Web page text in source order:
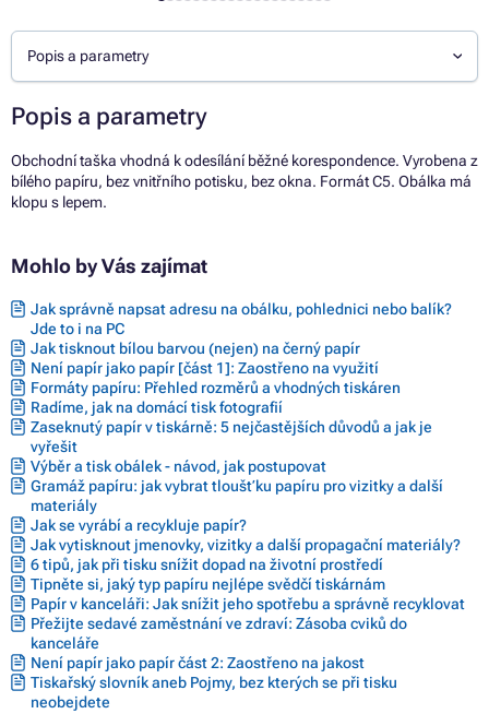
Popis a parametry
Popis a parametry
Obchodní taška vhodná k odesílání běžné korespondence. Vyrobena z
bílého papíru, bez vnitřního potisku, bez okna. Formát C5. Obálka má
klopu s lepem.
Mohlo by Vás zajímat
Jak správně napsat adresu na obálku, pohlednici nebo balík?
Jde to i na PC
Jak tisknout bílou barvou (nejen) na černý papír
Není papír jako papír [část 1]: Zaostřeno na využití
Formáty papíru: Přehled rozměrů a vhodných tiskáren
Radíme, jak na domácí tisk fotografií
Zaseknutý papír v tiskárně: 5 nejčastějších důvodů a jak je
vyřešit
Výběr a tisk obálek - návod, jak postupovat
Gramáž papíru: jak vybrat tloušťku papíru pro vizitky a další
materiály
Jak se vyrábí a recykluje papír?
Jak vytisknout jmenovky, vizitky a další propagační materiály?
6 tipů, jak při tisku snížit dopad na životní prostředí
Tipněte si, jaký typ papíru nejlépe svědčí tiskárnám
Papír v kanceláři: Jak snížit jeho spotřebu a správně recyklovat
Přežijte sedavé zaměstnání ve zdraví: Zásoba cviků do
kanceláře
Není papír jako papír část 2: Zaostřeno na jakost
Tiskařský slovník aneb Pojmy, bez kterých se při tisku
neobejdete